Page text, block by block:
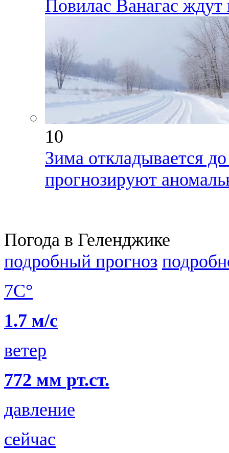
Повилас Ванагас ждут
10
Зима откладывается
прогнозируют
Погода в Геленджике
подробный прогноз
7C°
1.7 м/с
ветер
772 мм рт.ст.
давление
сейчас